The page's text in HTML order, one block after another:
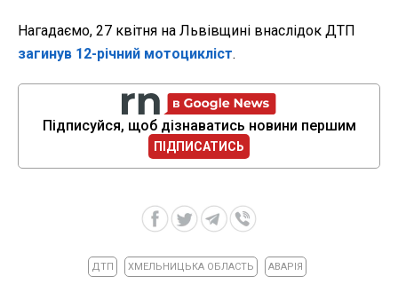
Нагадаємо, 27 квітня на Львівщині внаслідок ДТП
загинув 12-річний мотоцикліст.
Підписуйся, щоб дізнаватись новини першим
ПІДПИСАТИСЬ
ДТП ХМЕЛЬНИЦЬКА ОБЛАСТЬ АВАРІЯ